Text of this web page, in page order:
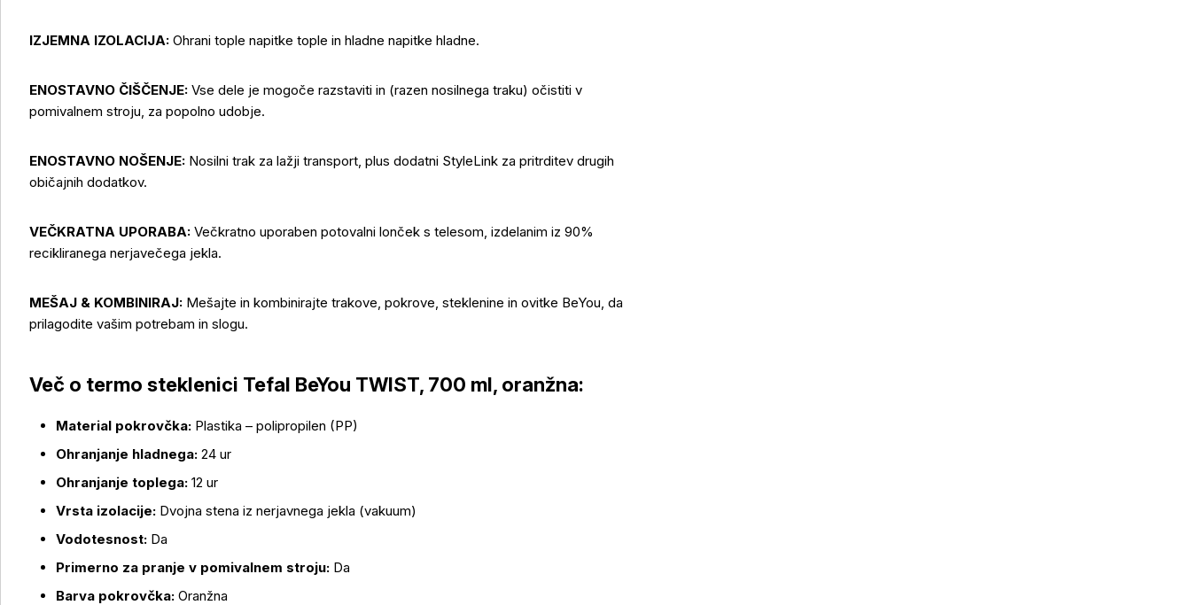
IZJEMNA IZOLACIJA: Ohrani tople napitke tople in hladne napitke hladne.
ENOSTAVNO ČIŠČENJE: Vse dele je mogoče razstaviti in (razen nosilnega traku) očistiti v
pomivalnem stroju, za popolno udobje.
ENOSTAVNO NOŠENJE: Nosilni trak za lažji transport, plus dodatni StyleLink za pritrditev drugih
običajnih dodatkov.
VEČKRATNA UPORABA: Večkratno uporaben potovalni lonček s telesom, izdelanim iz 90%
recikliranega nerjavečega jekla.
MEŠAJ & KOMBINIRAJ: Mešajte in kombinirajte trakove, pokrove, steklenine in ovitke BeYou, da
prilagodite vašim potrebam in slogu.
Več o termo steklenici Tefal BeYou TWIST, 700 ml, oranžna:
Material pokrovčka: Plastika – polipropilen (PP)
Ohranjanje hladnega: 24 ur
Ohranjanje toplega: 12 ur
Vrsta izolacije: Dvojna stena iz nerjavnega jekla (vakuum)
Vodotesnost: Da
Primerno za pranje v pomivalnem stroju: Da
Barva pokrovčka: Oranžna